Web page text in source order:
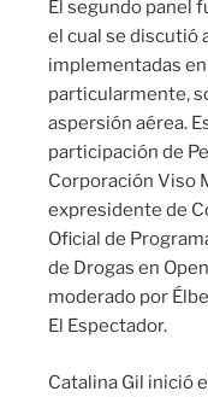
El segundo panel
el cual se discutió
implementadas
particularmente,
aspersión aérea.
participación de
Corporación Viso
expresidente de
Oficial de
de Drogas en
moderado por
El Espectador.
Catalina Gil inició